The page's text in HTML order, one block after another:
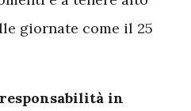
giornate come il 25
in